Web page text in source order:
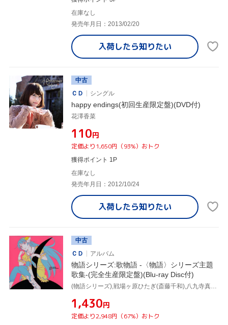
在庫なし
発売年月日：2013/02/20
入荷したら知りたい
中古
ＣＤ
シングル
happy endings(初回生産限定盤)(DVD付)
花澤香菜
¥110円
定価より1,650円（93%）おトク
獲得ポイント 1P
在庫なし
発売年月日：2012/10/24
入荷したら知りたい
中古
ＣＤ
アルバム
物語シリーズ:歌物語 -〈物語〉シリーズ主題
歌集-(完全生産限定盤)(Blu-ray Disc付)
(物語シリーズ),戦場ヶ原ひたぎ(斎藤千和),八九寺真宵(加藤英美里),神原駿河(沢城みゆき),千石撫子(花澤香菜),羽川翼(堀江由衣),春奈るな,河野マリナ
¥1,430円
定価より2,948円（67%）おトク